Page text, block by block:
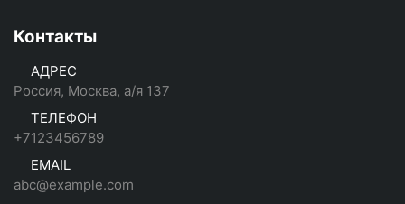
Контакты
АДРЕС
Россия, Москва, а/я 137
ТЕЛЕФОН
+7123456789
EMAIL
abc@example.com